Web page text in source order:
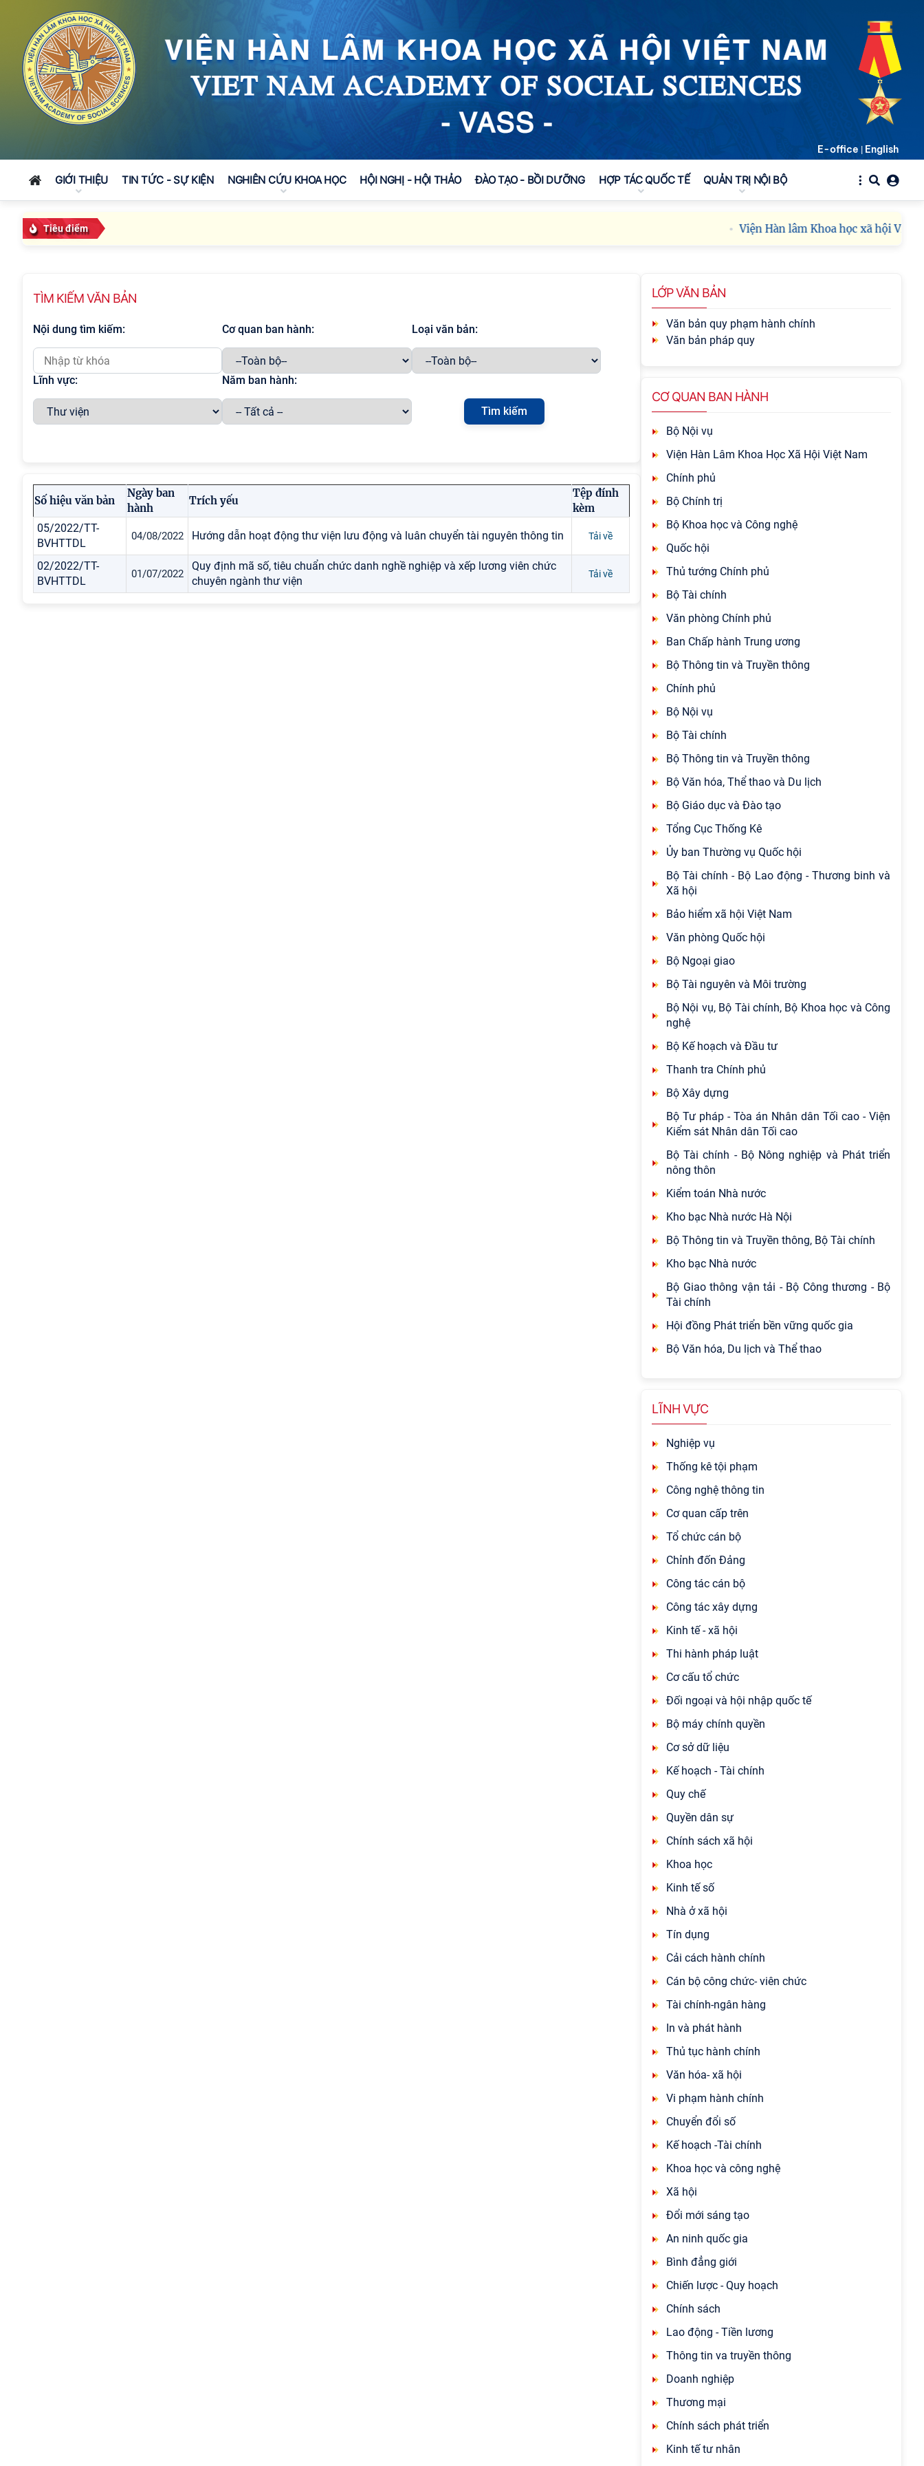
E-office | English
GIỚI THIỆU TIN TỨC - SỰ KIỆN NGHIÊN CỨU KHOA HỌC HỘI NGHỊ - HỘI THẢO ĐÀO TẠO - BỒI DƯỠNG HỢP TÁC QUỐC TẾ QUẢN TRỊ NỘI BỘ
Tiêu điểm Viện Hàn lâm Khoa học xã hội Việt
TÌM KIẾM VĂN BẢN
Nội dung tìm kiếm: Cơ quan ban hành: Loại văn bản:
Lĩnh vực: Năm ban hành:
Số hiệu văn bản
Ngày ban
hành
Trích yếu
Tệp đính
kèm
05/2022/TT-
BVHTTDL
04/08/2022 Hướng dẫn hoạt động thư viện lưu động và luân chuyển tài nguyên thông tin Tải về
02/2022/TT-
BVHTTDL
01/07/2022
Quy định mã số, tiêu chuẩn chức danh nghề nghiệp và xếp lương viên chức
chuyên ngành thư viện
Tải về
LỚP VĂN BẢN
Văn bản quy phạm hành chính
Văn bản pháp quy
CƠ QUAN BAN HÀNH
Bộ Nội vụ
Viện Hàn Lâm Khoa Học Xã Hội Việt Nam
Chính phủ
Bộ Chính trị
Bộ Khoa học và Công nghệ
Quốc hội
Thủ tướng Chính phủ
Bộ Tài chính
Văn phòng Chính phủ
Ban Chấp hành Trung ương
Bộ Thông tin và Truyền thông
Chính phủ
Bộ Nội vụ
Bộ Tài chính
Bộ Thông tin và Truyền thông
Bộ Văn hóa, Thể thao và Du lịch
Bộ Giáo dục và Đào tạo
Tổng Cục Thống Kê
Ủy ban Thường vụ Quốc hội
Bộ Tài chính - Bộ Lao động - Thương binh và
Xã hội
Bảo hiểm xã hội Việt Nam
Văn phòng Quốc hội
Bộ Ngoại giao
Bộ Tài nguyên và Môi trường
Bộ Nội vụ, Bộ Tài chính, Bộ Khoa học và Công
nghệ
Bộ Kế hoạch và Đầu tư
Thanh tra Chính phủ
Bộ Xây dựng
Bộ Tư pháp - Tòa án Nhân dân Tối cao - Viện
Kiểm sát Nhân dân Tối cao
Bộ Tài chính - Bộ Nông nghiệp và Phát triển
nông thôn
Kiểm toán Nhà nước
Kho bạc Nhà nước Hà Nội
Bộ Thông tin và Truyền thông, Bộ Tài chính
Kho bạc Nhà nước
Bộ Giao thông vận tải - Bộ Công thương - Bộ
Tài chính
Hội đồng Phát triển bền vững quốc gia
Bộ Văn hóa, Du lịch và Thể thao
LĨNH VỰC
Nghiệp vụ
Thống kê tội phạm
Công nghệ thông tin
Cơ quan cấp trên
Tổ chức cán bộ
Chỉnh đốn Đảng
Công tác cán bộ
Công tác xây dựng
Kinh tế - xã hội
Thi hành pháp luật
Cơ cấu tổ chức
Đối ngoại và hội nhập quốc tế
Bộ máy chính quyền
Cơ sở dữ liệu
Kế hoạch - Tài chính
Quy chế
Quyền dân sự
Chính sách xã hội
Khoa học
Kinh tế số
Nhà ở xã hội
Tín dụng
Cải cách hành chính
Cán bộ công chức- viên chức
Tài chính-ngân hàng
In và phát hành
Thủ tục hành chính
Văn hóa- xã hội
Vi phạm hành chính
Chuyển đổi số
Kế hoạch -Tài chính
Khoa học và công nghệ
Xã hội
Đổi mới sáng tạo
An ninh quốc gia
Bình đẳng giới
Chiến lược - Quy hoạch
Chính sách
Lao động - Tiền lương
Thông tin va truyền thông
Doanh nghiệp
Thương mại
Chính sách phát triển
Kinh tế tư nhân